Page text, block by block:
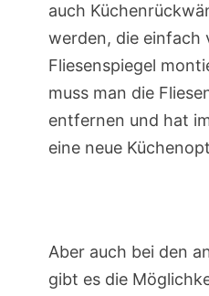
auch
werden, die einfach
Fliesenspiegel
muss man die
entfernen und hat
eine neue
Aber auch bei den
gibt es die